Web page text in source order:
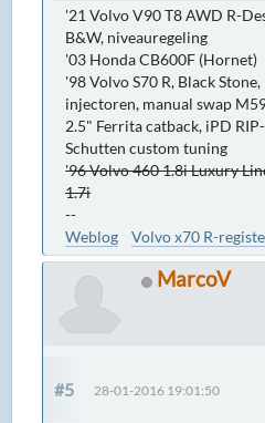
'21 Volvo V90 T8 AWD R-
B&W, niveauregeling
'03 Honda CB600F (Hornet)
'98 Volvo S70 R, Black
injectoren, manual swap
2.5" Ferrita catback, iPD
Schutten custom tuning
'96 Volvo 460 1.8i Luxury
1.7i
--
Weblog
Volvo x70 R-
MarcoV
#5 28-01-2016 19:01:50